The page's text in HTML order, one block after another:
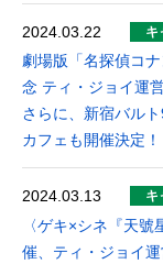
2024.03.22 キ
劇場版「名探偵コ
念 ティ・ジョイ運
さらに、新宿バル
カフェも開催決定！
2024.03.13 キ
〈ゲキ×シネ『天
催、ティ・ジョイ